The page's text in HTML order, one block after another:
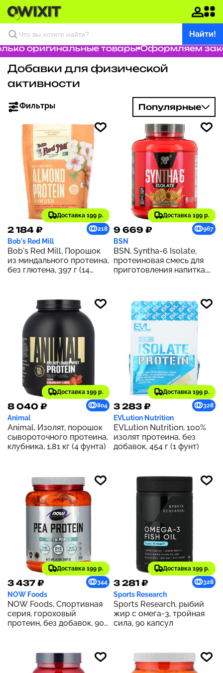
Найти!
оригинальные товары Оформляем заказ
Добавки для физической
активности
Фильтры Популярные
Доставка 199 р.
2 184 ₽ 218
Bob's Red Mill
Bob's Red Mill, Порошок
из миндального протеина,
без глютена, 397 г (14
Доставка 199 р.
9 669 ₽ 967
BSN
BSN, Syntha-6 Isolate,
протеиновая смесь для
приготовления напитка,
Доставка 199 р.
8 040 ₽ 804
Animal
Animal, Изолят, порошок
сывороточного протеина,
клубника, 1,81 кг (4 фунта)
Доставка 199 р.
3 283 ₽ 328
EVLution Nutrition
EVLution Nutrition, 100%
изолят протеина, без
добавок, 454 г (1 фунт)
Доставка 199 р.
3 437 ₽ 344
NOW Foods
NOW Foods, Спортивная
серия, гороховый
протеин, без добавок, 907
Доставка 199 р.
3 281 ₽ 328
Sports Research
Sports Research, рыбий
жир с омега-3, тройная
сила, 90 капсул